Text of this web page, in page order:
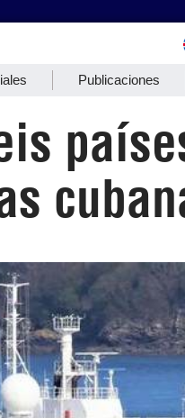
Publicaciones